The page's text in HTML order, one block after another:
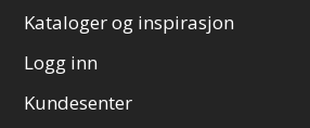
Kataloger og inspirasjon
Logg inn
Kundesenter